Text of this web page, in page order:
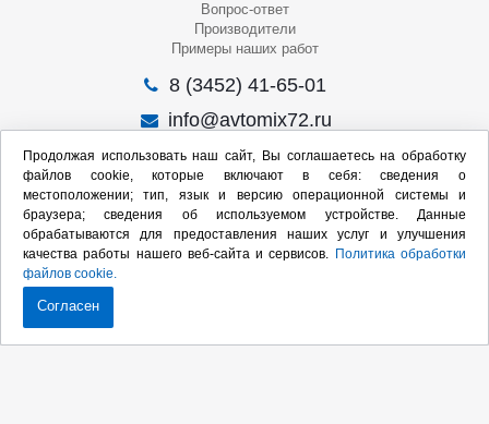
Вопрос-ответ
Производители
Примеры наших работ
8 (3452) 41-65-01
info@avtomix72.ru
г. Тюмень, ул. 50 лет Октября, 120
Пн-Пт
: 09:00 – 19:00
Сб: 10:00 – 17:00
Вс: Выходной
Мы в социальных сетях:
Продолжая использовать наш сайт, Вы соглашаетесь на обработку
файлов cookie, которые включают в себя: сведения о
местоположении; тип, язык и версию операционной системы и
браузера; сведения об используемом устройстве. Данные
обрабатываются для предоставления наших услуг и улучшения
качества работы нашего веб-сайта и сервисов. Политика обработки
файлов cookie.
Согласен